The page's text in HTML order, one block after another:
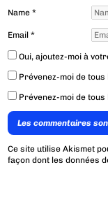
Name*
Email*
Oui, ajoutez-moi à
Prévenez-moi de
Prévenez-moi de
Les commentaires
Ce site utilise Akismet
façon dont les données